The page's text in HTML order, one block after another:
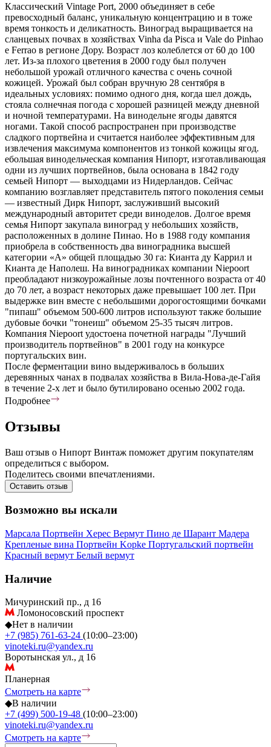
Классический Vintage Port, 2000 объединяет в себе
превосходный баланс, уникальную концентрацию и в тоже
время тонкость и деликатность. Виноград выращивается на
сланцевых почвах в хозяйствах Vinha da Pisca и Vale do Pinhao
e Ferrao в регионе Дору. Возраст лоз колеблется от 60 до 100
лет. Из-за плохого цветения в 2000 году был получен
небольшой урожай отличного качества с очень сочной
кожицей. Урожай был собран вручную 28 сентября в
идеальных условиях: помимо одного дня, когда шел дождь,
стояла солнечная погода с хорошей разницей между дневной
и ночной температурами. На винодельне ягоды давятся
ногами. Такой способ распространен при производстве
сладкого портвейна и считается наиболее эффективным для
извлечения максимума компонентов из тонкой кожицы ягод.
ебольшая винодельческая компания Нипорт, изготавливающая
одни из лучших портвейнов, была основана в 1842 году
семьей Нипорт — выходцами из Нидерландов. Сейчас
компанию возглавляет представитель пятого поколения семьи
— известный Дирк Нипорт, заслуживший высокий
международный авторитет среди виноделов. Долгое время
семья Нипорт закупала виноград у небольших хозяйств,
расположенных в долине Пинао. Но в 1988 году компания
приобрела в собственность два виноградника высшей
категории «А» общей площадью 30 га: Кианта ду Каррил и
Кианта де Наполеш. На виноградниках компании Niepoort
преобладают низкоурожайные лозы почтенного возраста от 40
до 70 лет, а возраст некоторых даже превышает 100 лет. При
выдержке вин вместе с небольшими дорогостоящими бочками
"пипаш" объемом 500-600 литров используют также большие
дубовые бочки "тонеиш" объемом 25-35 тысяч литров.
Компания Niepoort удостоена почетной награды "Лучший
производитель портвейнов" в 2001 году на конкурсе
португальских вин.
После ферментации вино выдерживалось в больших
деревянных чанах в подвалах хозяйства в Вила-Нова-де-Гайя
в течение 2-х лет и было бутилировано осенью 2002 года.
Подробнее
Отзывы
Ваш отзыв о Нипорт Винтаж поможет другим покупателям
определиться с выбором.
Поделитесь своими впечатлениями.
Оставить отзыв
Возможно вы искали
Марсала Портвейн Херес Вермут Пино де Шарант Мадера
Крепленые вина Портвейн Kopke Португальский портвейн
Красный вермут Белый вермут
Наличие
Мичуринский пр., д 16
Ломоносовский проспект
◆Нет в наличии
+7 (985) 761-63-24 (10:00–23:00)
vinoteki.ru@yandex.ru
Воротынская ул., д 16
Планерная
Смотреть на карте
◆В наличии
+7 (499) 500-19-48 (10:00–23:00)
vinoteki.ru@yandex.ru
Смотреть на карте